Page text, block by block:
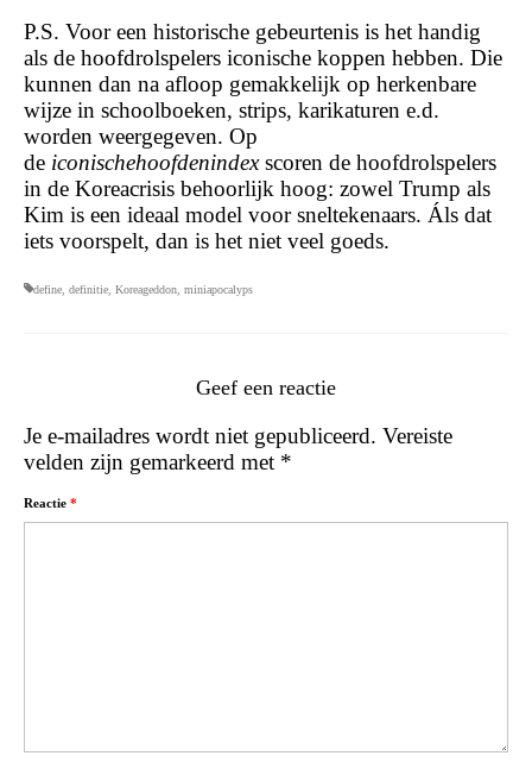
P.S. Voor een historische gebeurtenis is het handig
als de hoofdrolspelers iconische koppen hebben. Die
kunnen dan na afloop gemakkelijk op herkenbare
wijze in schoolboeken, strips, karikaturen e.d.
worden weergegeven. Op
de iconischehoofdenindexscoren de hoofdrolspelers
in de Koreacrisis behoorlijk hoog: zowel Trump als
Kim is een ideaal model voor sneltekenaars. Áls dat
iets voorspelt, dan is het niet veel goeds.
define definitie Koreageddon miniapocalyps
Geef een reactie
Je e-mailadres wordt niet gepubliceerd. Vereiste
velden zijn gemarkeerd met *
Reactie *